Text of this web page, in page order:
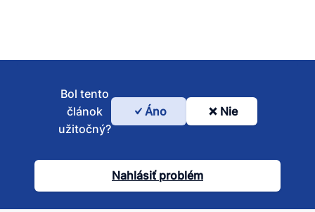
Bol
článok
užitočný?
Bol tento
článok
užitočný?
Áno Nie
Nahlásiť problém